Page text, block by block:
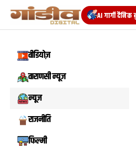
AI गार्गी
वीडियोज़
वाराणसी न्यूज़
न्यूज़
राजनीति
फिल्मी